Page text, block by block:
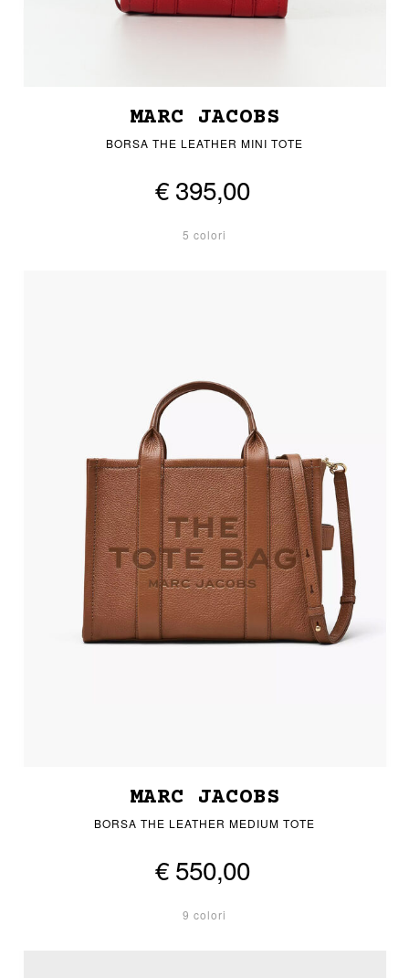
MARC JACOBS
BORSA THE LEATHER MINI TOTE
€ 395,00
5 colori
MARC JACOBS
BORSA THE LEATHER MEDIUM TOTE
€ 550,00
9 colori